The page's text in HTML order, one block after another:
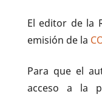
El editor de la
emisión de la
Para que el
acceso a la